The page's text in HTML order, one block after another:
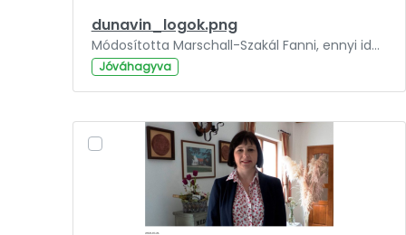
dunavin_logok.png
Módosította Marschall-Szakál Fanni, ennyi ideje: 3 év.
Jóváhagyva